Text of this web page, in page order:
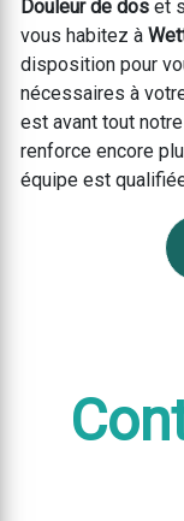
Douleur de dos et
vous habitez à
disposition pour
nécessaires à
est avant tout
renforce encore
équipe est